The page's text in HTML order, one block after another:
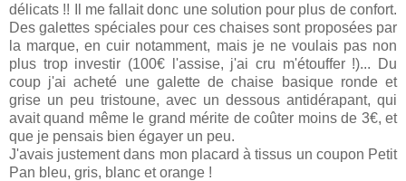
délicats !!
Il me fallait donc une solution pour plus de confort.
Des galettes spéciales pour ces chaises sont proposées par
la marque, en cuir notamment, mais je ne voulais pas non
plus trop investir (100€ l'assise, j'ai cru m'étouffer !)... Du
coup j'ai acheté une galette de chaise basique ronde et
grise un peu tristoune, avec un dessous antidérapant, qui
avait quand même le grand mérite de coûter moins de 3€, et
que je pensais bien égayer un peu.
J'avais justement dans mon placard à tissus un coupon Petit
Pan bleu, gris, blanc et orange !